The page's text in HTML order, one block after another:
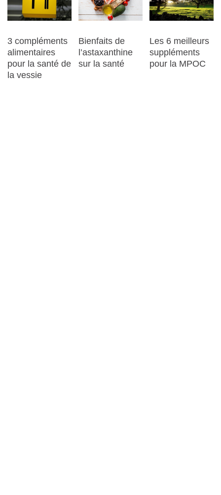
3 compléments
alimentaires
pour la santé de
la vessie
Bienfaits de
l’astaxanthine
sur la santé
Les 6 meilleurs
suppléments
pour la MPOC